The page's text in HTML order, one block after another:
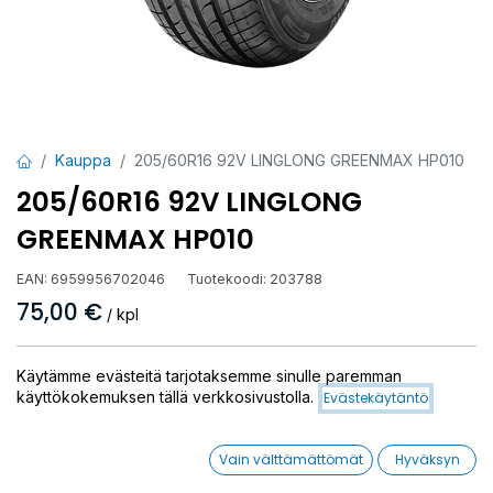
Kauppa 205/60R16 92V LINGLONG GREENMAX HP010
205/60R16 92V LINGLONG
GREENMAX HP010
EAN: 6959956702046 Tuotekoodi: 203788
75,00 € / kpl
Toimittajilla (kotimaa):Saatavilla
Toimitusaika:3 arkipäivää
Käytämme evästeitä tarjotaksemme sinulle paremman
käyttökokemuksen tällä verkkosivustolla. Evästekäytäntö
Vain välttämättömät Hyväksyn